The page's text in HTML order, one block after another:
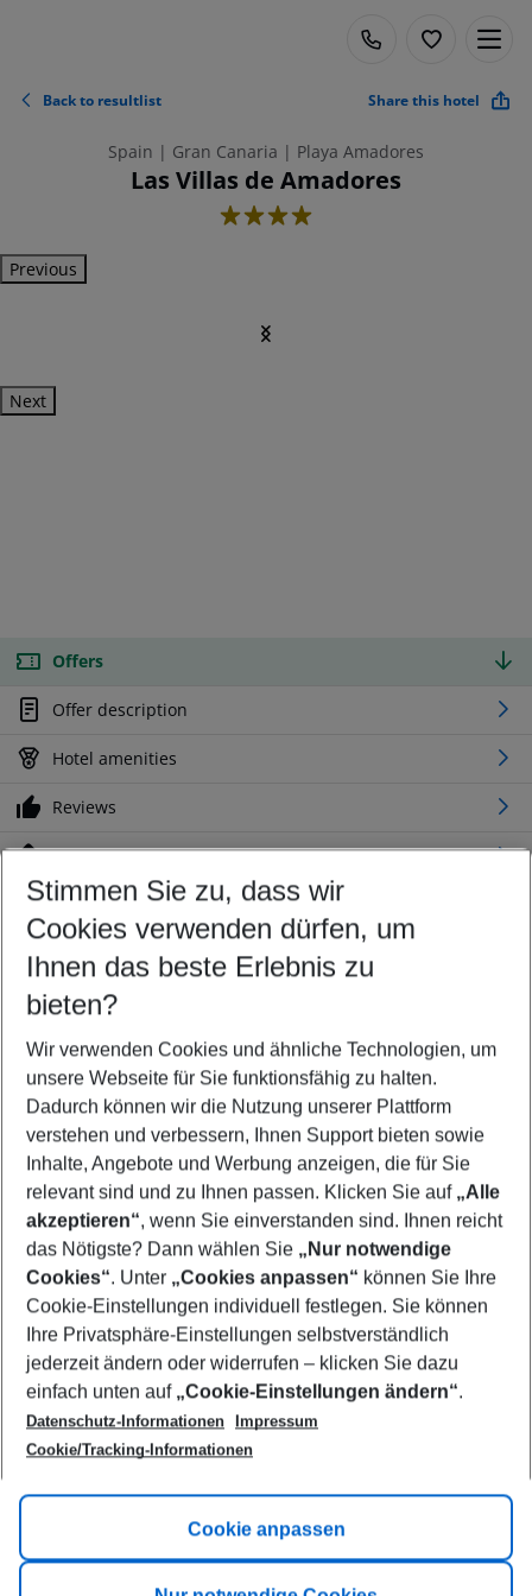
Back to resultlist Share this hotel
Spain | Gran Canaria | Playa Amadores
Las Villas de Amadores
4
Previous
Next
Offers
Offer description
Hotel amenities
Reviews
Location
Customize your offer
Find the perfect deal which suits your best
Your departure airport
Any airport
Select your date range
10/08/26–08/08/27 5-8 nights
Who will travel
2 adults No children
Show more filter
Footer
Footer navigation
Title A
Link A
Stimmen Sie zu, dass wir
Cookies verwenden dürfen, um
Ihnen das beste Erlebnis zu
bieten?
Wir verwenden Cookies und ähnliche Technologien, um
unsere Webseite für Sie funktionsfähig zu halten.
Dadurch können wir die Nutzung unserer Plattform
verstehen und verbessern, Ihnen Support bieten sowie
Inhalte, Angebote und Werbung anzeigen, die für Sie
relevant sind und zu Ihnen passen. Klicken Sie auf „Alle
akzeptieren“, wenn Sie einverstanden sind. Ihnen reicht
das Nötigste? Dann wählen Sie „Nur notwendige
Cookies“. Unter „Cookies anpassen“ können Sie Ihre
Cookie-Einstellungen individuell festlegen. Sie können
Ihre Privatsphäre-Einstellungen selbstverständlich
jederzeit ändern oder widerrufen – klicken Sie dazu
einfach unten auf „Cookie-Einstellungen ändern“.
Datenschutz-Informationen
Impressum
Cookie/Tracking-Informationen
Cookie anpassen